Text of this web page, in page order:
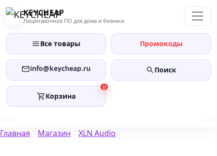
Перейти
KEYCHEAP
Лицензионное ПО для дома и бизнеса
Все товары Промокоды
info@keycheap.ru Поиск
0
Корзина
Главная Магазин XLN Audio